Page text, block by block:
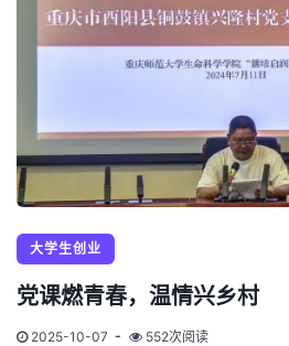
大学生创业
党课燃青春，温情兴乡村
2025-10-07 552次阅读